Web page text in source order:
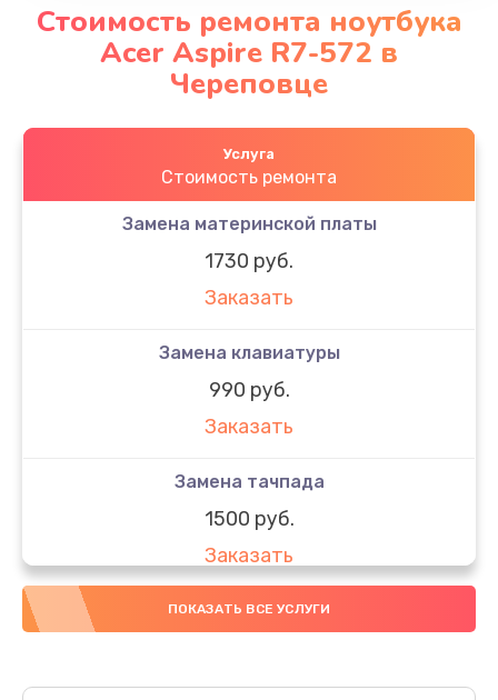
Стоимость ремонта ноутбука
Acer Aspire R7-572 в
Череповце
Услуга
Стоимость ремонта
Замена материнской платы
1730 руб.
Заказать
Замена клавиатуры
990 руб.
Заказать
Замена тачпада
1500 руб.
Заказать
Замена южного моста
Заказать
ПОКАЗАТЬ ВСЕ УСЛУГИ